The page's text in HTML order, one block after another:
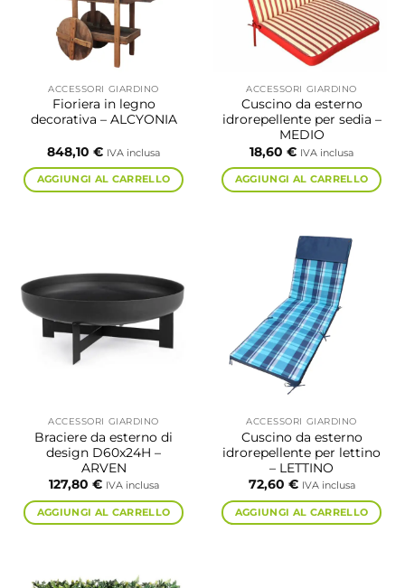
ACCESSORI GIARDINO
Fioriera in legno
decorativa – ALCYONIA
848,10 € IVA inclusa
AGGIUNGI AL CARRELLO
ACCESSORI GIARDINO
Cuscino da esterno
idrorepellente per sedia –
MEDIO
18,60 € IVA inclusa
AGGIUNGI AL CARRELLO
ACCESSORI GIARDINO
Braciere da esterno di
design D60x24H –
ARVEN
127,80 € IVA inclusa
AGGIUNGI AL CARRELLO
ACCESSORI GIARDINO
Cuscino da esterno
idrorepellente per lettino
– LETTINO
72,60 € IVA inclusa
AGGIUNGI AL CARRELLO